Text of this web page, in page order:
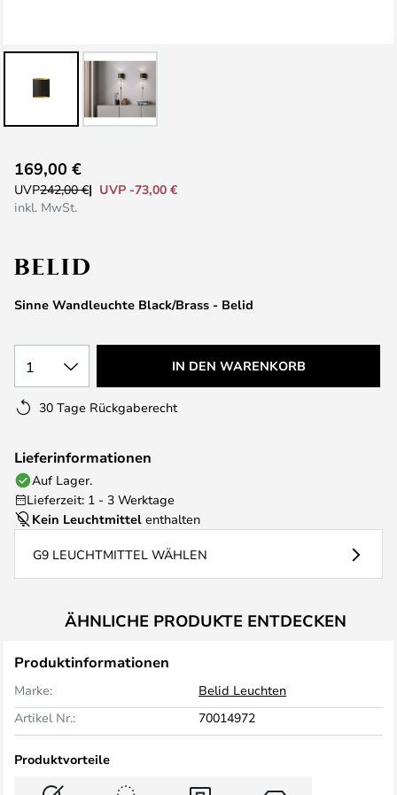
Anfang
der
Sinne Wandleuchte Black/Brass - Belid
169,00 €
UVP242,00 €
UVP -73,00 €
inkl. MwSt.
1 IN DEN WARENKORB
30 Tage Rückgaberecht
Lieferinformationen
Auf Lager.
Lieferzeit: 1 - 3 Werktage
Kein Leuchtmittel enthalten
G9 LEUCHTMITTEL WÄHLEN
ÄHNLICHE PRODUKTE ENTDECKEN
Produktinformationen
Marke:
Belid Leuchten
Artikel Nr.:
70014972
Produktvorteile